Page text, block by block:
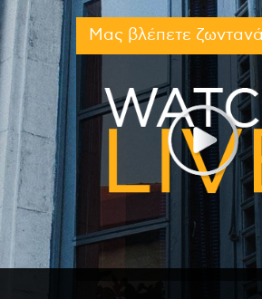
Μας βλέπετε ζωντανά